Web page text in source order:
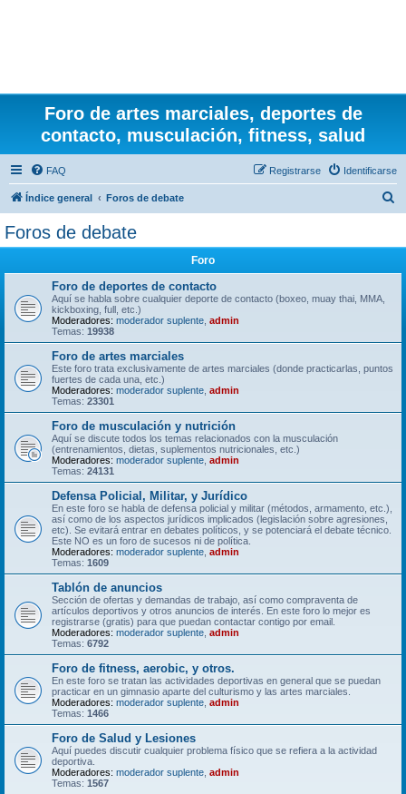
Foro de artes marciales, deportes de
contacto, musculación, fitness, salud
FAQ Identificarse
Registrarse
Índice general Foros de debate
Foros de debate
Foro
Foro de deportes de contacto
Aquí se habla sobre cualquier deporte de contacto (boxeo, muay thai, MMA,
kickboxing, full, etc.)
Moderadores: moderador suplente admin
Temas: 19938
Foro de artes marciales
Este foro trata exclusivamente de artes marciales (donde practicarlas, puntos
fuertes de cada una, etc.)
Moderadores: moderador suplente admin
Temas: 23301
Foro de musculación y nutrición
Aquí se discute todos los temas relacionados con la musculación
(entrenamientos, dietas, suplementos nutricionales, etc.)
Moderadores: moderador suplente admin
Temas: 24131
Defensa Policial, Militar, y Jurídico
En este foro se habla de defensa policial y militar (métodos, armamento, etc.),
así como de los aspectos jurídicos implicados (legislación sobre agresiones,
etc). Se evitará entrar en debates políticos, y se potenciará el debate técnico.
Este NO es un foro de sucesos ni de política.
Moderadores: moderador suplente admin
Temas: 1609
Tablón de anuncios
Sección de ofertas y demandas de trabajo, así como compraventa de
artículos deportivos y otros anuncios de interés. En este foro lo mejor es
registrarse (gratis) para que puedan contactar contigo por email.
Moderadores: moderador suplente admin
Temas: 6792
Foro de fitness, aerobic, y otros.
En este foro se tratan las actividades deportivas en general que se puedan
practicar en un gimnasio aparte del culturismo y las artes marciales.
Moderadores: moderador suplente admin
Temas: 1466
Foro de Salud y Lesiones
Aquí puedes discutir cualquier problema físico que se refiera a la actividad
deportiva.
Moderadores: moderador suplente admin
Temas: 1567